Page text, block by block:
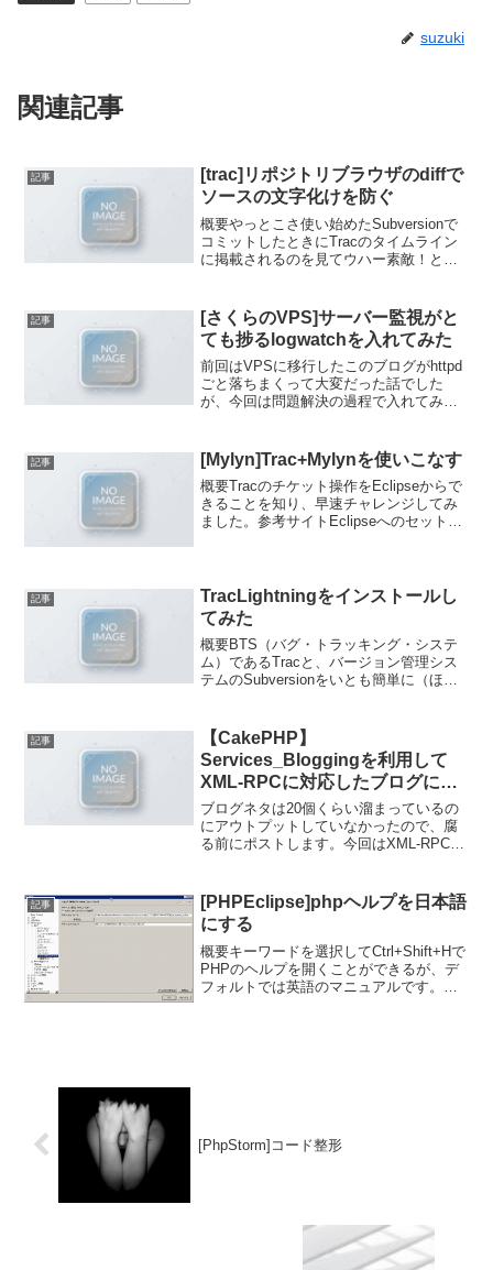
suzuki
関連記事
記事
[trac]リポジトリブラウザのdiffで
ソースの文字化けを防ぐ
概要やっとこさ使い始めたSubversionで
コミットしたときにTracのタイムライン
に掲載されるのを見てウハー素敵！とか
けするのはリポジトリブラウザのdiffの全
角...
記事
[さくらのVPS]サーバー監視がと
ても捗るlogwatchを入れてみた
前回はVPSに移行したこのブログがhttpd
ごと落ちまくって大変だった話でした
が、今回は問題解決の過程で入れてみた
logwatchとは、サーバのロ...
記事 [Mylyn]Trac+Mylynを使いこなす
概要Tracのチケット操作をEclipseからで
きることを知り、早速チャレンジしてみ
ました。参考サイトEclipseへのセットア
記事
TracLightningをインストールし
てみた
概要BTS（バグ・トラッキング・システ
ム）であるTracと、バージョン管理シス
テムのSubversionをいとも簡単に（ほぼ
の開発環境にインストール...
記事
【CakePHP】
Services_Bloggingを利用して
XML-RPCに対応したブログに記
事を投稿する
ブログネタは20個くらい溜まっているの
にアウトプットしていなかったので、腐
る前にポストします。今回はXML-RPCで
Tipsです。CakePHP1.3系、PEA...
記事
[PHPEclipse]phpヘルプを日本語
にする
概要キーワードを選択してCtrl+Shift+Hで
PHPのヘルプを開くことができるが、デ
フォルトでは英語のマニュアルです。英
[PhpStorm]コード整形